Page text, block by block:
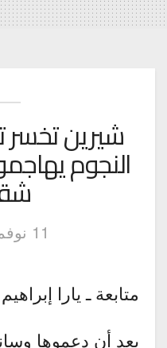
شيرين تخسر
النجوم
11 نوفمبر، 2022
متابعة ـ يارا
بعد أن دعموها